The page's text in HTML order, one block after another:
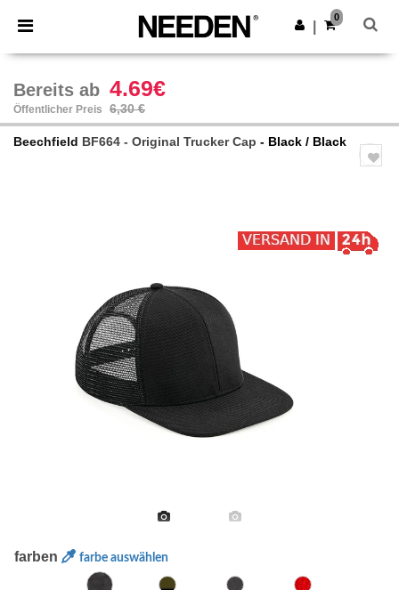
× Needen App
Bessere Preise in der App!
App holen
0
Bereits ab 4.69€
Öffentlicher Preis 6,30 €
Beechfield BF664 - Original Trucker Cap - Black / Black
farben farbe auswählen